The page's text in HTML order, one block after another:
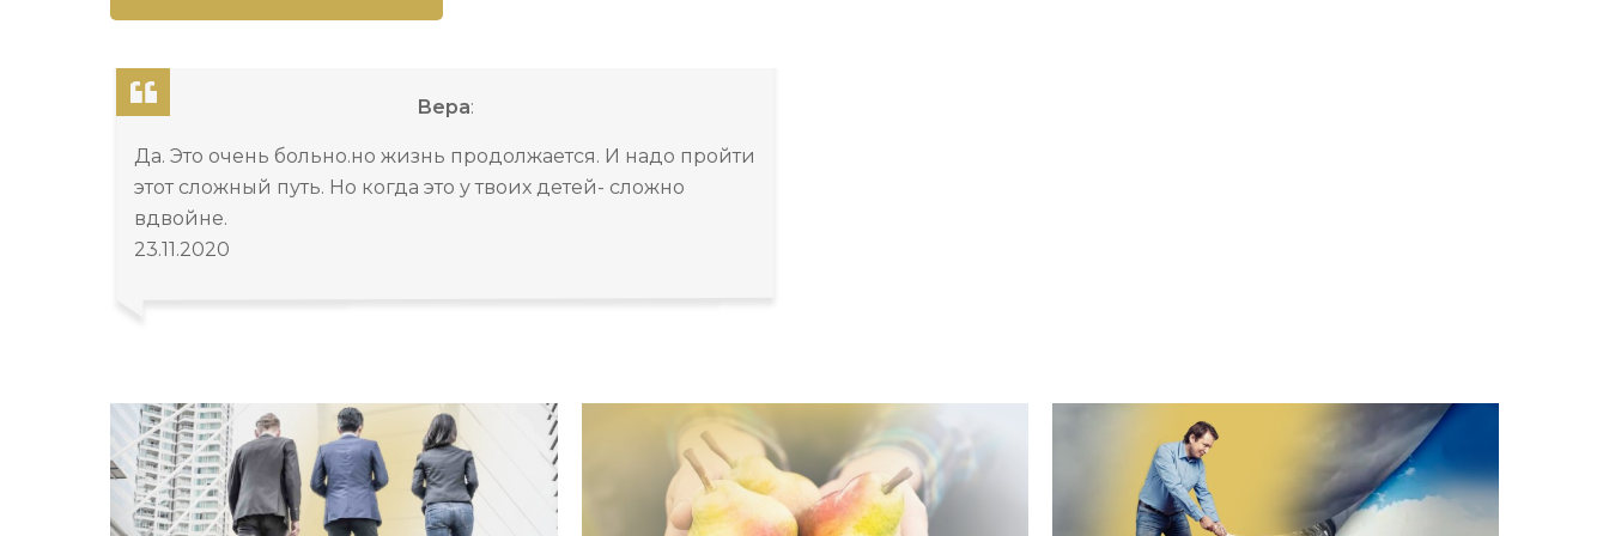
Вера:
Да. Это очень больно.но жизнь продолжается. И надо пройти
этот сложный путь. Но когда это у твоих детей- сложно
вдвойне.
23.11.2020